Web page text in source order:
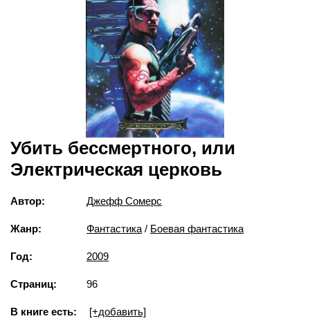
Убить бессмертного, или
Электрическая церковь
Автор: Джефф Сомерс
Жанр: Фантастика / Боевая фантастика
Год: 2009
Страниц: 96
В книге есть: [+добавить]